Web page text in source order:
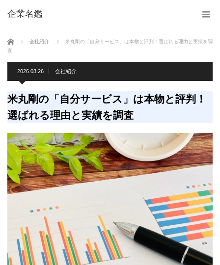
企業名鑑
ホーム 会社紹介
米丸剛の「自分サービス」は本物と評判！選ばれる理由と実績を調
査
2026.03.26 会社紹介
米丸剛の「自分サービス」は本物と評判！
選ばれる理由と実績を調査